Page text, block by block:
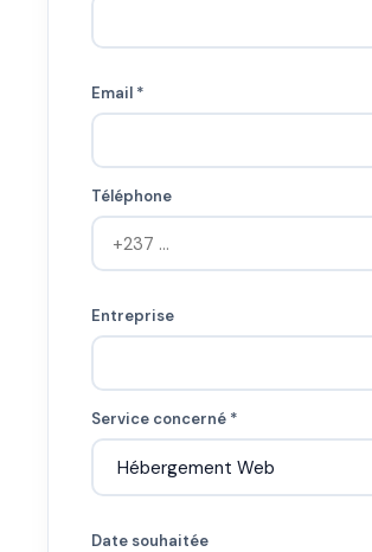
Email *
Téléphone
Entreprise
Service concerné *
Date souhaitée